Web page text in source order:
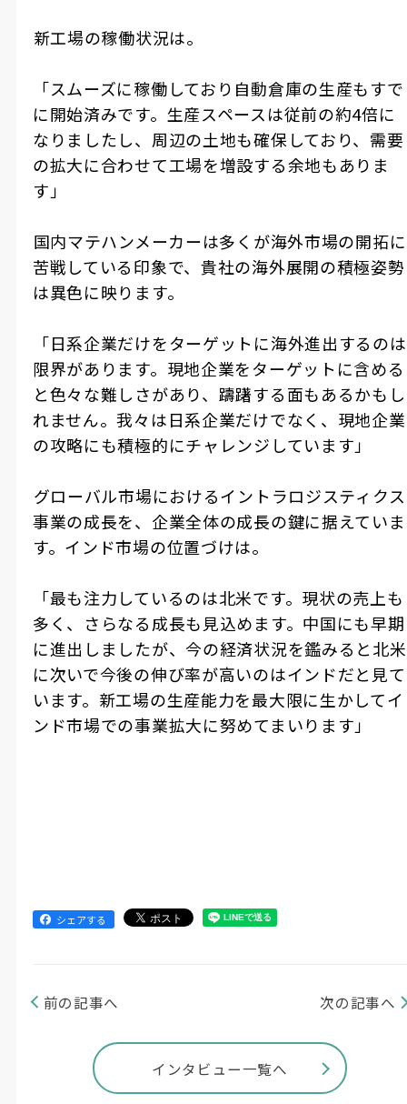
――新工場の稼働状況は。
「スムーズに稼働しており自動倉庫の生産もすで
に開始済みです。生産スペースは従前の約4倍に
なりましたし、周辺の土地も確保しており、需要
の拡大に合わせて工場を増設する余地もありま
す」
――国内マテハンメーカーは多くが海外市場の開拓に
苦戦している印象で、貴社の海外展開の積極姿勢
は異色に映ります。
「日系企業だけをターゲットに海外進出するのは
限界があります。現地企業をターゲットに含める
と色々な難しさがあり、躊躇する面もあるかもし
れません。我々は日系企業だけでなく、現地企業
の攻略にも積極的にチャレンジしています」
――グローバル市場におけるイントラロジスティクス
事業の成長を、企業全体の成長の鍵に据えていま
す。インド市場の位置づけは。
「最も注力しているのは北米です。現状の売上も
多く、さらなる成長も見込めます。中国にも早期
に進出しましたが、今の経済状況を鑑みると北米
に次いで今後の伸び率が高いのはインドだと見て
います。新工場の生産能力を最大限に生かしてイ
ンド市場での事業拡大に努めてまいります」
シェアする
前の記事へ 次の記事へ
インタビュー一覧へ